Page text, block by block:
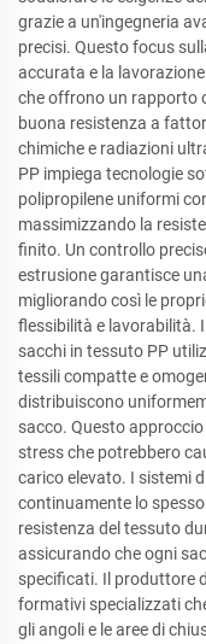
grazie a un'ingegneria
precisi. Questo focus
accurata e la
che offrono un rapporto
buona resistenza a
chimiche e radiazioni
PP impiega tecnologie
polipropilene uniformi
massimizzando la
finito. Un controllo
estrusione garantisce
migliorando così le
flessibilità e lavorabilità.
sacchi in tessuto PP
tessili compatte e
distribuiscono
sacco. Questo
stress che potrebbero
carico elevato. I sistemi
continuamente lo
resistenza del tessuto
assicurando che ogni
specificati. Il produttore
formativi specializzati
gli angoli e le aree di